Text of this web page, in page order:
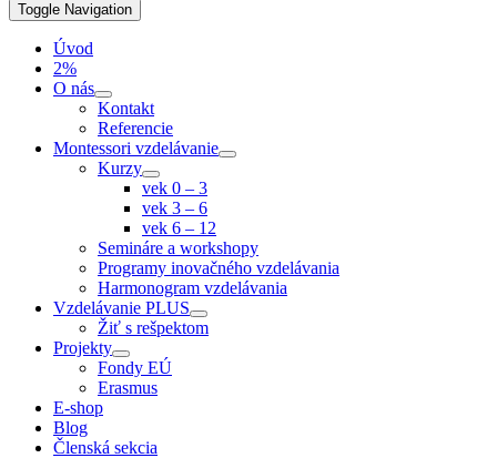
Toggle Navigation
Úvod
2%
O nás
Kontakt
Referencie
Montessori vzdelávanie
Kurzy
vek 0 – 3
vek 3 – 6
vek 6 – 12
Semináre a workshopy
Programy inovačného vzdelávania
Harmonogram vzdelávania
Vzdelávanie PLUS
Žiť s rešpektom
Projekty
Fondy EÚ
Erasmus
E-shop
Blog
Členská sekcia